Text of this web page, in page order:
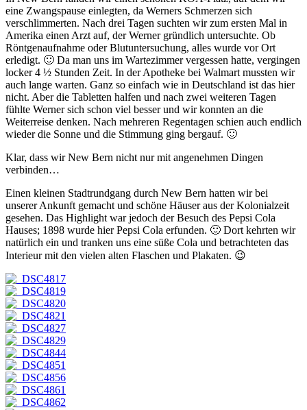
eine Zwangspause einlegten, da Werners Schmerzen sich
verschlimmerten. Nach drei Tagen suchten wir zum ersten Mal in
Amerika einen Arzt auf, der Werner gründlich untersuchte. Ob
Röntgenaufnahme oder Blutuntersuchung, alles wurde vor Ort
erledigt. 🙂 Da man uns im Wartezimmer vergessen hatte, vergingen
locker 4 ½ Stunden Zeit. In der Apotheke bei Walmart mussten wir
auch lange warten. Ganz so einfach wie in Deutschland ist das hier
nicht. Aber die Tabletten halfen und nach zwei weiteren Tagen
fühlte Werner sich schon viel besser und wir konnten an die
Weiterreise denken. Nach mehreren Regentagen schien auch endlich
wieder die Sonne und die Stimmung ging bergauf. 🙂
Klar, dass wir New Bern nicht nur mit angenehmen Dingen
verbinden…
Einen kleinen Stadtrundgang durch New Bern hatten wir bei
unserer Ankunft gemacht und schöne Häuser aus der Kolonialzeit
gesehen. Das Highlight war jedoch der Besuch des Pepsi Cola
Hauses; 1898 wurde hier Pepsi Cola erfunden. 🙂 Dort kehrten wir
natürlich ein und tranken uns eine süße Cola und betrachteten das
Interieur mit den vielen alten Flaschen und Plakaten. 😉